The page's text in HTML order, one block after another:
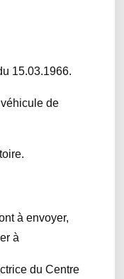
15.03.1966.
de
à envoyer,
à
du Centre